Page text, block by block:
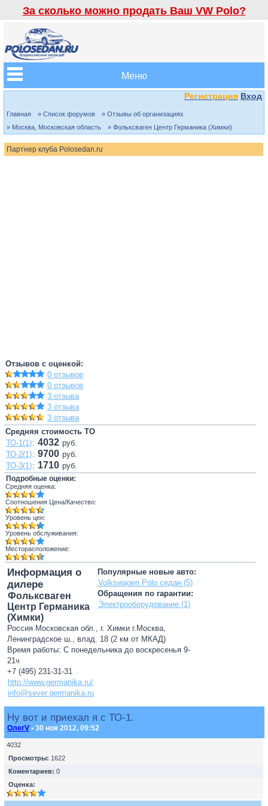
За сколько можно продать Ваш VW Polo?
Меню
Регистрация Вход
Главная » Список форумов
» Отзывы об организациях
» Москва, Московская область
» Фольксваген Центр Германика (Химки)
Партнер клуба Polosedan.ru
Отзывов с оценкой:
0 отзывов
0 отзывов
3 отзыва
3 отзыва
3 отзыва
Средняя стоимость ТО
ТО-1(1): 4032 руб.
ТО-2(1): 9700 руб.
ТО-3(1): 1710 руб.
Подробные оценки:
Средняя оценка:
Соотношения Цена/Качество:
Уровень цен:
Уровень обслуживания:
Месторасположение:
Популярные новые авто:
Volkswagen Polo седан (5)
Обращения по гарантии:
Электрооборудование (1)
Информация о
дилере
Фольксваген
Центр Германика
(Химки)
Россия Московская обл., г. Химки г.Москва,
Ленинградское ш., влад. 18 (2 км от МКАД)
Время работы: С понедельника до воскресенья 9-
21ч
+7 (495) 231-31-31
http://www.germanika.ru/
info@sever.germanika.ru
Ну вот и приехал я с ТО-1.
ОлегV • 30 ноя 2012, 09:52
4032
Просмотры: 1622
Коментариев: 0
Оценка: